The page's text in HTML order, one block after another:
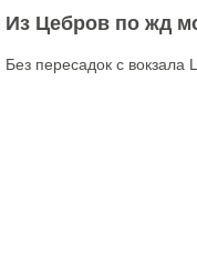
Из Цебров по жд
Без пересадок с